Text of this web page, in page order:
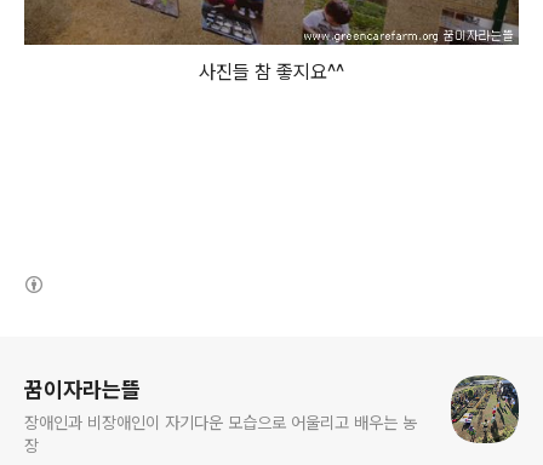
사진들 참 좋지요^^
꿈이자라는뜰
장애인과 비장애인이 자기다운 모습으로 어울리고 배우는 농
장